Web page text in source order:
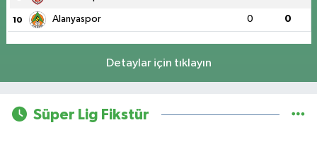
10 Alanyaspor 0 0
Detaylar için tıklayın
Süper Lig Fikstür